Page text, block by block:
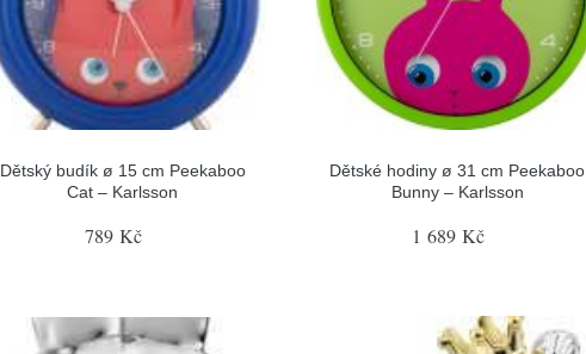
Dětský budík ø 15 cm Peekaboo
Cat – Karlsson
789 Kč
Dětské hodiny ø 31 cm Peekaboo
Bunny – Karlsson
1 689 Kč